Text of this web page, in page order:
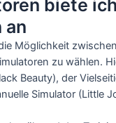
biete
an
Möglichkeit
zu wählen.
Beauty), der
Simulator (Little